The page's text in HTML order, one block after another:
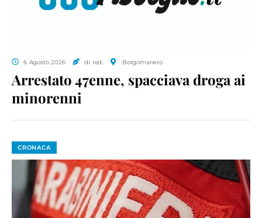
6 Agosto 2026 di red. Borgomanero
Arrestato 47enne, spacciava droga ai
minorenni
CRONACA